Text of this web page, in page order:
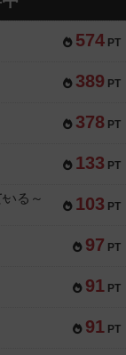
574 PT
389 PT
378 PT
133 PT
103 PT
る～
97 PT
91 PT
91 PT